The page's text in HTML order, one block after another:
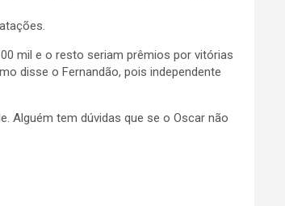
mil e o resto seriam prêmios por vitórias
disse o Fernandão, pois independente
Alguém tem dúvidas que se o Oscar não